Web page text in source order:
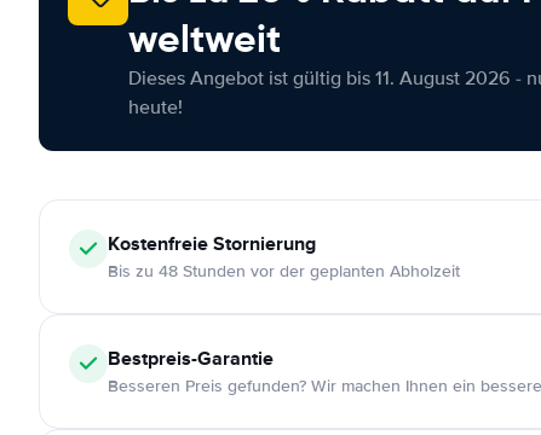
weltweit
Dieses Angebot ist gültig bis 11. August 2026 -
heute!
KostenfreieStornierung
Bis zu 48 Stunden vor der geplanten Abholzeit
Bestpreis-Garantie
Besseren Preis gefunden? Wir machen Ihnen ein